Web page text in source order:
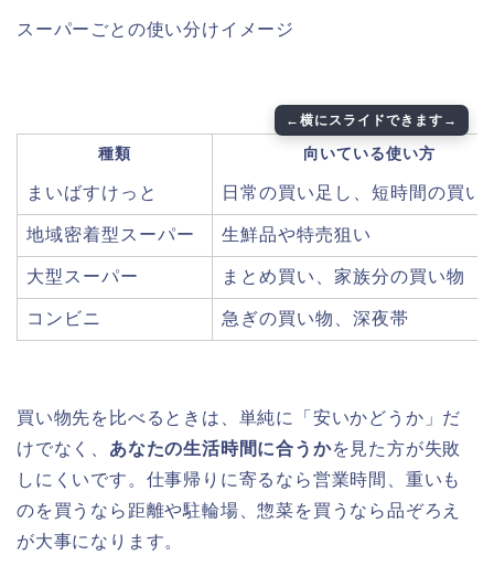
スーパーごとの使い分けイメージ
種類 向いている使い方
まいばすけっと 日常の買い足し、短時間の買い
地域密着型スーパー 生鮮品や特売狙い
大型スーパー まとめ買い、家族分の買い物
コンビニ 急ぎの買い物、深夜帯
買い物先を比べるときは、単純に「安いかどうか」だ
けでなく、 あなたの生活時間に合うかを見た方が失敗
しにくいです。仕事帰りに寄るなら営業時間、重いも
のを買うなら距離や駐輪場、惣菜を買うなら品ぞろえ
が大事になります。